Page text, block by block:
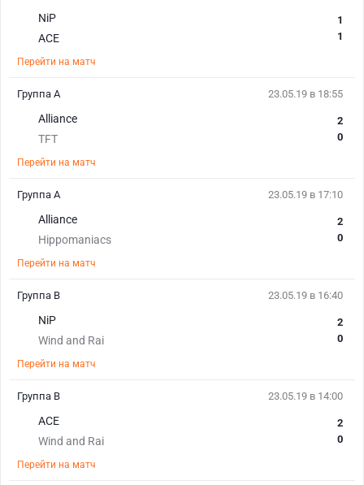
NiP
ACE
1
1
Перейти на матч
23.05.19 в 18:55
Alliance
TFT
2
0
Перейти на матч
Группа A
23.05.19 в 17:10
Alliance
Hippomaniacs
2
0
Перейти на матч
Группа A
23.05.19 в 16:40
NiP
Wind and Rai
2
0
Перейти на матч
Группа B
23.05.19 в 14:00
ACE
Wind and Rai
2
0
Перейти на матч
Группа B